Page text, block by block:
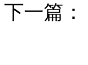
下一篇：